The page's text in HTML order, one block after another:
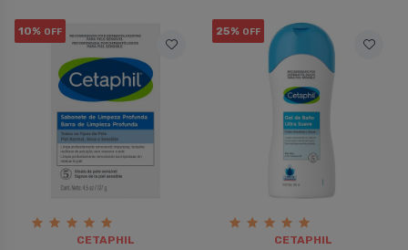
10% OFF
CETAPHIL
25% OFF
CETAPHIL